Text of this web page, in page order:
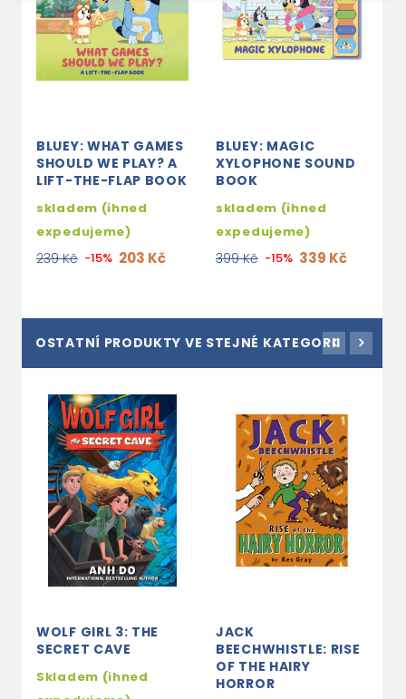
BLUEY: WHAT GAMES
SHOULD WE PLAY? A
LIFT-THE-FLAP BOOK
skladem (ihned
expedujeme)
239 Kč -15% 203 Kč
BLUEY: MAGIC
XYLOPHONE SOUND
BOOK
skladem (ihned
expedujeme)
399 Kč -15% 339 Kč
OSTATNÍ PRODUKTY VE STEJNÉ KATEGORII
WOLF GIRL 3: THE
SECRET CAVE
Skladem (ihned
JACK
BEECHWHISTLE: RISE
OF THE HAIRY
HORROR